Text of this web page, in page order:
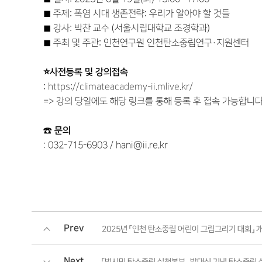
◼ 주제: 폭염 시대 생존전략: 우리가 알아야 할 것들
◼ 강사: 박찬 교수 (서울시립대학교 조경학과)
◼ 주최 및 주관: 인천연구원 인천탄소중립연구·지원센터
⭐사전등록 및 강의접속
: https://climateacademy-ii.mlive.kr/
=> 강의 당일에도 해당 링크를 통해 등록 후 접속 가능합니
☎ 문의
: 032-715-6903 / hani@ii.re.kr
Prev 2025년 「인천 탄소중립 어린이 그림그리기 대회」